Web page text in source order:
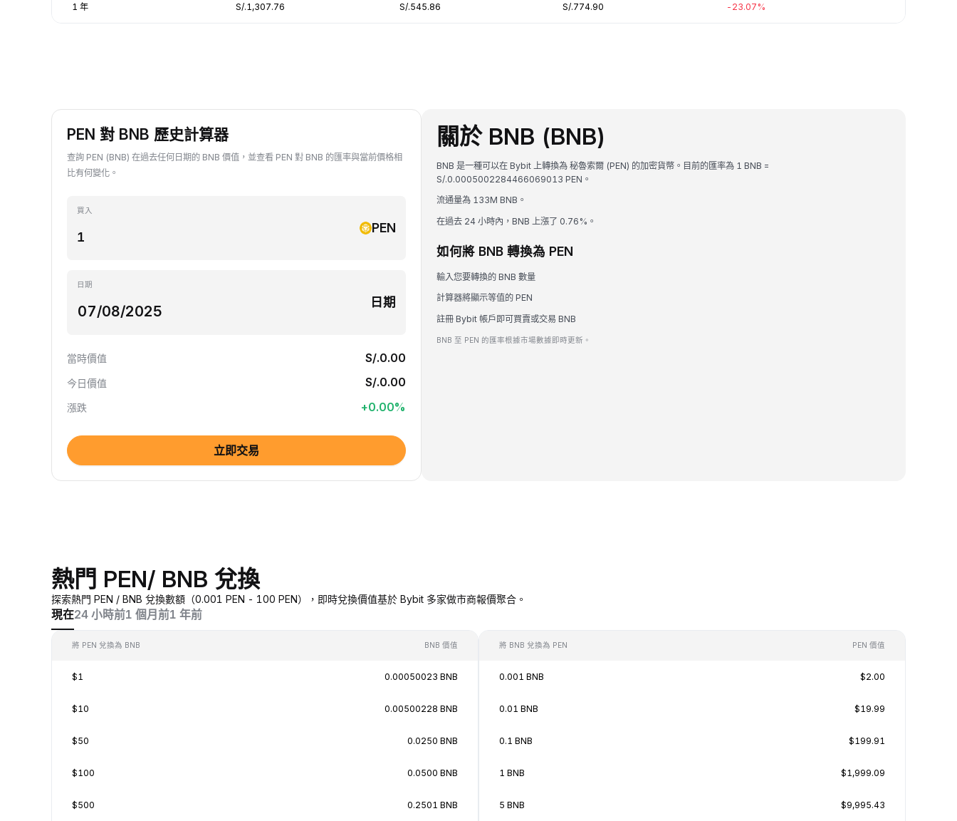
1 年 S/.1,307.76 S/.545.86 S/.774.90 -23.07%
PEN 對 BNB 歷史計算器
查詢 PEN (BNB) 在過去任何日期的 BNB 價值，並查看 PEN 對 BNB 的匯率與當前價格相
比有何變化。
買入
PEN
日期
日期
當時價值 S/.0.00
今日價值 S/.0.00
漲跌 +0.00%
立即交易
關於 BNB (BNB)
BNB 是一種可以在 Bybit 上轉換為 秘魯索爾 (PEN) 的加密貨幣。目前的匯率為 1 BNB =
S/.0.0005002284466069013 PEN。
流通量為 133M BNB。
在過去 24 小時內，BNB 上漲了 0.76%。
如何將 BNB 轉換為 PEN
輸入您要轉換的 BNB 數量
計算器將顯示等值的 PEN
註冊 Bybit 帳戶即可買賣或交易 BNB
BNB 至 PEN 的匯率根據市場數據即時更新。
熱門 PEN/ BNB 兌換
探索熱門 PEN / BNB 兌換數額（0.001 PEN - 100 PEN），即時兌換價值基於 Bybit 多家做市商報價聚合。
現在24 小時前1 個月前1 年前
將 PEN 兌換為 BNB BNB 價值
$1 0.00050023 BNB
$10 0.00500228 BNB
$50 0.0250 BNB
$100 0.0500 BNB
$500 0.2501 BNB
將 BNB 兌換為 PEN PEN 價值
0.001 BNB $2.00
0.01 BNB $19.99
0.1 BNB $199.91
1 BNB $1,999.09
5 BNB $9,995.43